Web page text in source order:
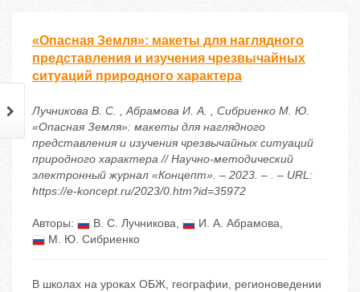
«Опасная Земля»: макеты для наглядного
представления и изучения чрезвычайных
ситуаций природного характера
Лучникова В. С. , Абрамова И. А. , Сибриенко М. Ю.
«Опасная Земля»: макеты для наглядного
представления и изучения чрезвычайных ситуаций
природного характера // Научно-методический
электронный журнал «Концепт». – 2023. – . – URL:
https://e-koncept.ru/2023/0.htm?id=35972
Авторы: В. С. Лучникова, И. А. Абрамова,
М. Ю. Сибриенко
В школах на уроках ОБЖ, географии, регионоведении